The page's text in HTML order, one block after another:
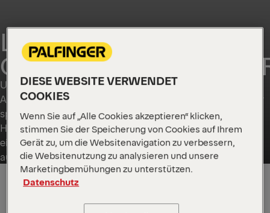
LÖSUNGEN FÜR DEN
Unser Portfolio für Container-Handhabung umfasst
Abrollkipper und Absetzkipper und spezielle Lösungen für
spezifische lokale Anforderungen. Diese
Handhabungseinheiten sind für einen sicheren Betrieb,
eine hohe Nutzlast und eine lange Nutzungsdauer
ausgelegt.
GLOBAL
DIESE WEBSITE VERWENDET
COOKIES
Wenn Sie auf „Alle Cookies akzeptieren“ klicken,
stimmen Sie der Speicherung von Cookies auf Ihrem
Gerät zu, um die Websitenavigation zu verbessern,
die Websitenutzung zu analysieren und unsere
Marketingbemühungen zu unterstützen.
Datenschutz